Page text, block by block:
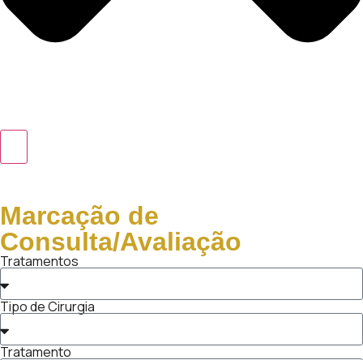
Marcação de
Consulta/Avaliação
Tratamentos
Tipo de Cirurgia
Tratamento